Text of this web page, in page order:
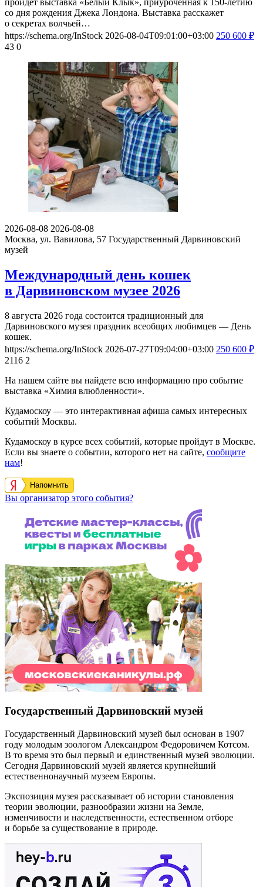
со дня рождения Джека Лондона. Выставка расскажет
о секретах волчьей…
https://schema.org/InStock 2026-08-04T09:01:00+03:00 250 600 ₽
43 0
2026-08-08 2026-08-08
Москва, ул. Вавилова, 57 Государственный Дарвиновский
музей
Международный день кошек
в Дарвиновском музее 2026
8 августа 2026 года состоится традиционный для
Дарвиновского музея праздник всеобщих любимцев — День
кошек.
https://schema.org/InStock 2026-07-27T09:04:00+03:00 250 600 ₽
2116 2
На нашем сайте вы найдете всю информацию про событие
выставка «Химия влюбленности».
Кудамоскоу — это интерактивная афиша самых интересных
событий Москвы.
Кудамоскоу в курсе всех событий, которые пройдут в Москве.
Если вы знаете о событии, которого нет на сайте, сообщите
нам!
Напомнить
Вы организатор этого события?
Государственный Дарвиновский музей
Государственный Дарвиновский музей был основан в 1907
году молодым зоологом Александром Федоровичем Котсом.
В то время это был первый и единственный музей эволюции.
Сегодня Дарвиновский музей является крупнейший
естественнонаучный музеем Европы.
Экспозиция музея рассказывает об истории становления
теории эволюции, разнообразии жизни на Земле,
изменчивости и наследственности, естественном отборе
и борьбе за существование в природе.